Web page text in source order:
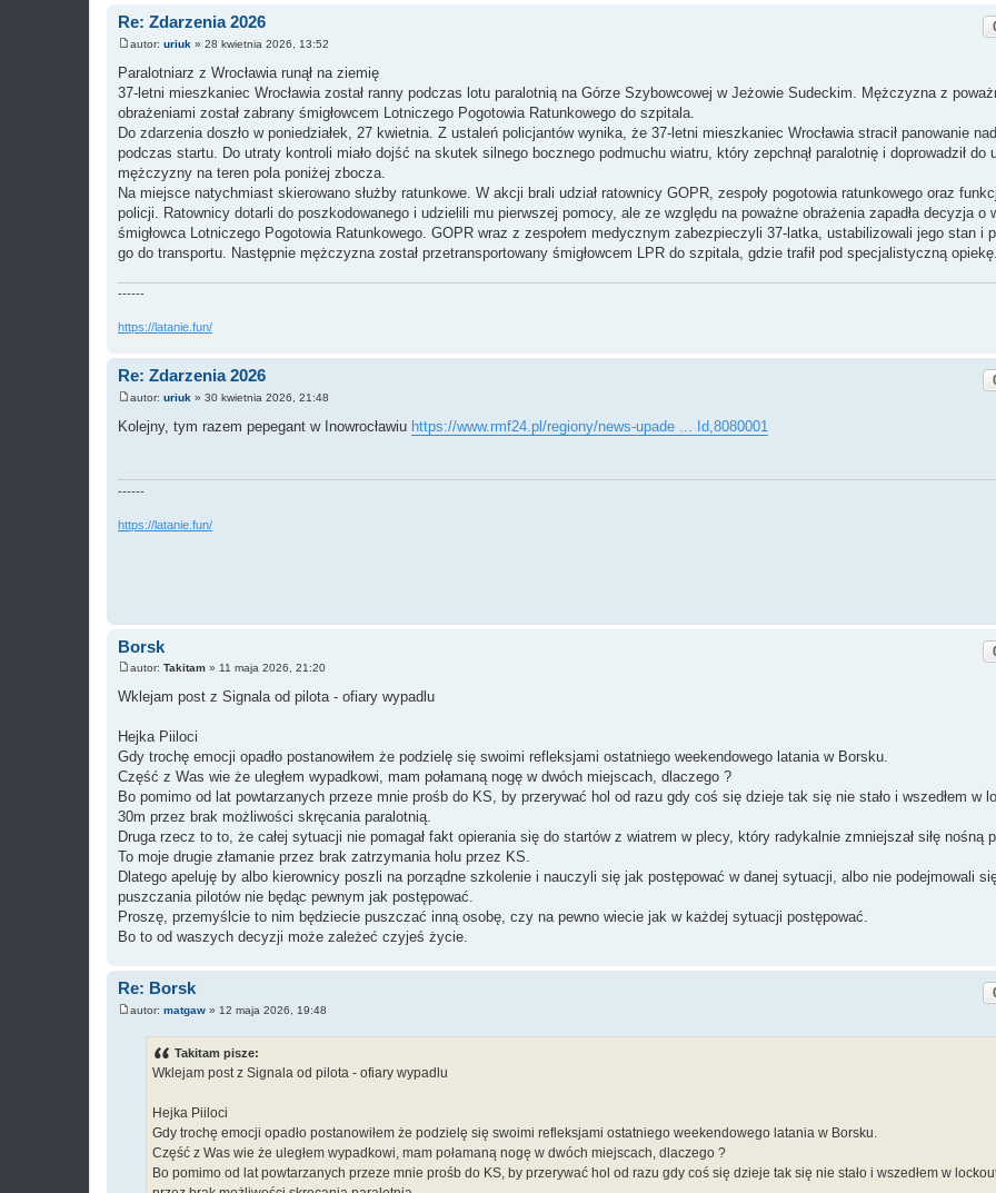
Re: Zdarzenia 2026
s
t
autor: uriuk » 28 kwietnia 2026, 13:52
Paralotniarz z Wrocławia runął na ziemię
37‑letni mieszkaniec Wrocławia został ranny podczas lotu paralotnią na Górze Szybowcowej w Jeżowie Sudeckim. Mężczyzna z
obrażeniami został zabrany śmigłowcem Lotniczego Pogotowia Ratunkowego do szpitala.
Do zdarzenia doszło w poniedziałek, 27 kwietnia. Z ustaleń policjantów wynika, że 37‑letni mieszkaniec Wrocławia stracił panowanie
podczas startu. Do utraty kontroli miało dojść na skutek silnego bocznego podmuchu wiatru, który zepchnął paralotnię i doprowadził do
mężczyzny na teren pola poniżej zbocza.
Na miejsce natychmiast skierowano służby ratunkowe. W akcji brali udział ratownicy GOPR, zespoły pogotowia ratunkowego oraz
policji. Ratownicy dotarli do poszkodowanego i udzielili mu pierwszej pomocy, ale ze względu na poważne obrażenia zapadła decyzja o
śmigłowca Lotniczego Pogotowia Ratunkowego. GOPR wraz z zespołem medycznym zabezpieczyli 37‑latka, ustabilizowali jego stan i
go do transportu. Następnie mężczyzna został przetransportowany śmigłowcem LPR do szpitala, gdzie trafił pod specjalistyczną opiekę.
------
https://latanie.fun/
Re: Zdarzenia 2026
o
s
autor: uriuk » 30 kwietnia 2026, 21:48
Kolejny, tym razem pepegant w Inowrocławiu https://www.rmf24.pl/regiony/news-upade ... Id,8080001
------
https://latanie.fun/
Borsk
o
s
autor: Takitam » 11 maja 2026, 21:20
Wklejam post z Signala od pilota - ofiary wypadlu
Hejka Piiloci
Gdy trochę emocji opadło postanowiłem że podzielę się swoimi refleksjami ostatniego weekendowego latania w Borsku.
Część z Was wie że uległem wypadkowi, mam połamaną nogę w dwóch miejscach, dlaczego ?
Bo pomimo od lat powtarzanych przeze mnie prośb do KS, by przerywać hol od razu gdy coś się dzieje tak się nie stało i wszedłem w
30m przez brak możliwości skręcania paralotnią.
Druga rzecz to to, że całej sytuacji nie pomagał fakt opierania się do startów z wiatrem w plecy, który radykalnie zmniejszał siłę nośną
To moje drugie złamanie przez brak zatrzymania holu przez KS.
Dlatego apeluję by albo kierownicy poszli na porządne szkolenie i nauczyli się jak postępować w danej sytuacji, albo nie podejmowali
puszczania pilotów nie będąc pewnym jak postępować.
Proszę, przemyślcie to nim będziecie puszczać inną osobę, czy na pewno wiecie jak w każdej sytuacji postępować.
Bo to od waszych decyzji może zależeć czyjeś życie.
Re: Borsk
autor: matgaw » 12 maja 2026, 19:48
Takitam pisze:
Wklejam post z Signala od pilota - ofiary wypadlu
Hejka Piiloci
Gdy trochę emocji opadło postanowiłem że podzielę się swoimi refleksjami ostatniego weekendowego latania w Borsku.
Część z Was wie że uległem wypadkowi, mam połamaną nogę w dwóch miejscach, dlaczego ?
Bo pomimo od lat powtarzanych przeze mnie prośb do KS, by przerywać hol od razu gdy coś się dzieje tak się nie stało i wszedłem w